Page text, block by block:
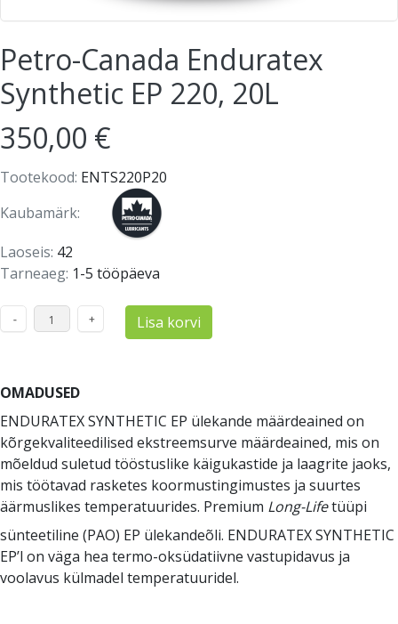
Petro-Canada Enduratex
Synthetic EP 220, 20L
350,00 €
Tootekood: ENTS220P20
Kaubamärk:
Laoseis: 42
Tarneaeg: 1-5 tööpäeva
Lisa korvi
OMADUSED
ENDURATEX SYNTHETIC EP ülekande määrdeained on
kõrgekvaliteedilised ekstreemsurve määrdeained, mis on
mõeldud suletud tööstuslike käigukastide ja laagrite jaoks,
mis töötavad rasketes koormustingimustes ja suurtes
äärmuslikes temperatuurides. Premium Long-Lifetüüpi
sünteetiline (PAO) EP ülekandeõli. ENDURATEX SYNTHETIC
EP’l on väga hea termo-oksüdatiivne vastupidavus ja
voolavus külmadel temperatuuridel.